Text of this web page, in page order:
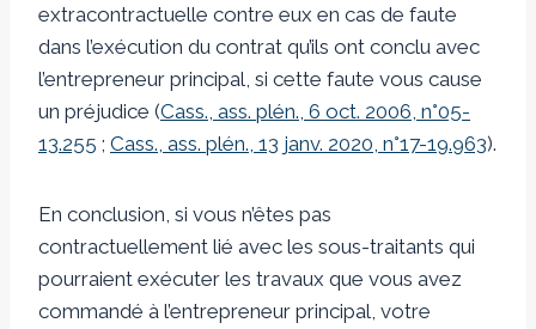
extracontractuelle contre eux en cas de faute
dans l’exécution du contrat qu’ils ont conclu avec
l’entrepreneur principal, si cette faute vous cause
un préjudice (Cass., ass. plén., 6 oct. 2006, n°05-
13.255 ; Cass., ass. plén., 13 janv. 2020, n°17-19.963).
En conclusion, si vous n’êtes pas
contractuellement lié avec les sous-traitants qui
pourraient exécuter les travaux que vous avez
commandé à l’entrepreneur principal, votre